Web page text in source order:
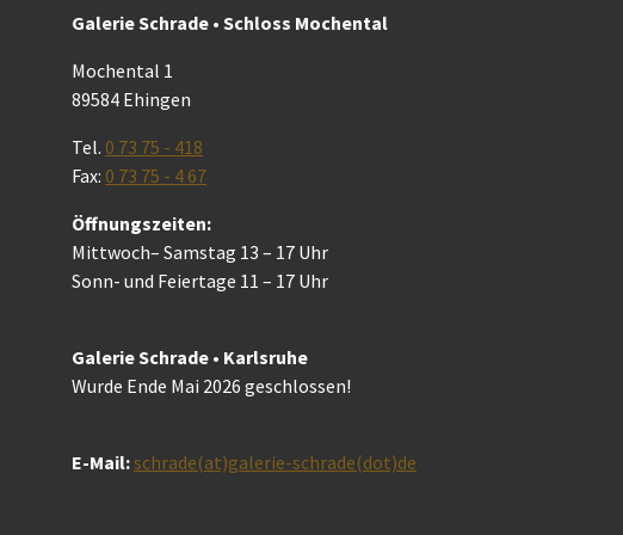
Galerie Schrade • Schloss Mochental
Mochental 1
89584 Ehingen
Tel. 0 73 75 - 418
Fax: 0 73 75 - 4 67
Öffnungszeiten:
Mittwoch– Samstag 13 – 17 Uhr
Sonn- und Feiertage 11 – 17 Uhr
Galerie Schrade • Karlsruhe
Wurde Ende Mai 2026 geschlossen!
E-Mail:schrade(at)galerie-schrade(dot)de